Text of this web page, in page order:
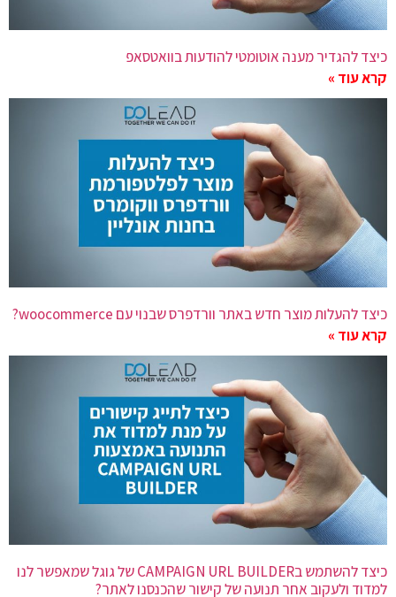
כיצד להגדיר מענה אוטומטי להודעות בוואטסאפ
קרא עוד »
כיצד להעלות מוצר חדש באתר וורדפרס שבנוי עם woocommerce?
קרא עוד »
כיצד להשתמש בCAMPAIGN URL BUILDER של גוגל שמאפשר לנו
למדוד ולעקוב אחר תנועה של קישור שהכנסנו לאתר?